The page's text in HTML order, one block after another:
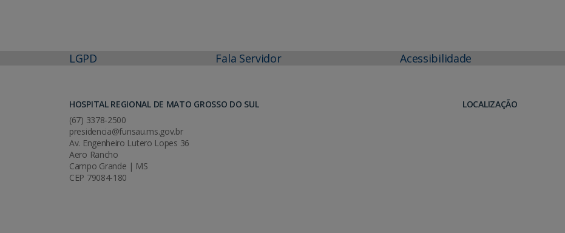
LGPD Fala Servidor Acessibilidade
HOSPITAL REGIONAL DE MATO GROSSO DO SUL
(67) 3378-2500
presidencia@funsau.ms.gov.br
Av. Engenheiro Lutero Lopes 36
Aero Rancho
Campo Grande | MS
CEP 79084-180
LOCALIZAÇÃO